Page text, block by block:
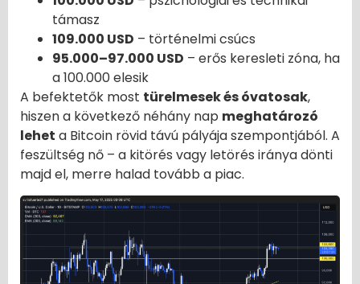
támasz
109.000 USD – történelmi csúcs
95.000–97.000 USD – erős keresleti zóna, ha
a 100.000 elesik
A befektetők most türelmesek és óvatosak,
hiszen a következő néhány nap meghatározó
lehet a Bitcoin rövid távú pályája szempontjából. A
feszültség nő – a kitörés vagy letörés iránya dönti
majd el, merre halad tovább a piac.